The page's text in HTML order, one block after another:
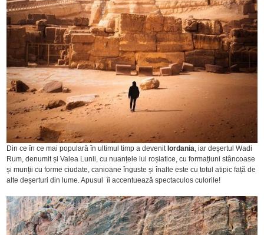
Din ce în ce mai populară în ultimul timp a devenit Iordania, iar deșertul Wadi
Rum, denumit și Valea Lunii, cu nuanțele lui roșiatice, cu formațiuni stâncoase
și munții cu forme ciudate, canioane înguste și înalte este cu totul atipic față de
alte deșerturi din lume. Apusul îi accentuează spectaculos culorile!